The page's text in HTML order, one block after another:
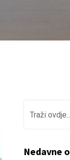
Nedavne